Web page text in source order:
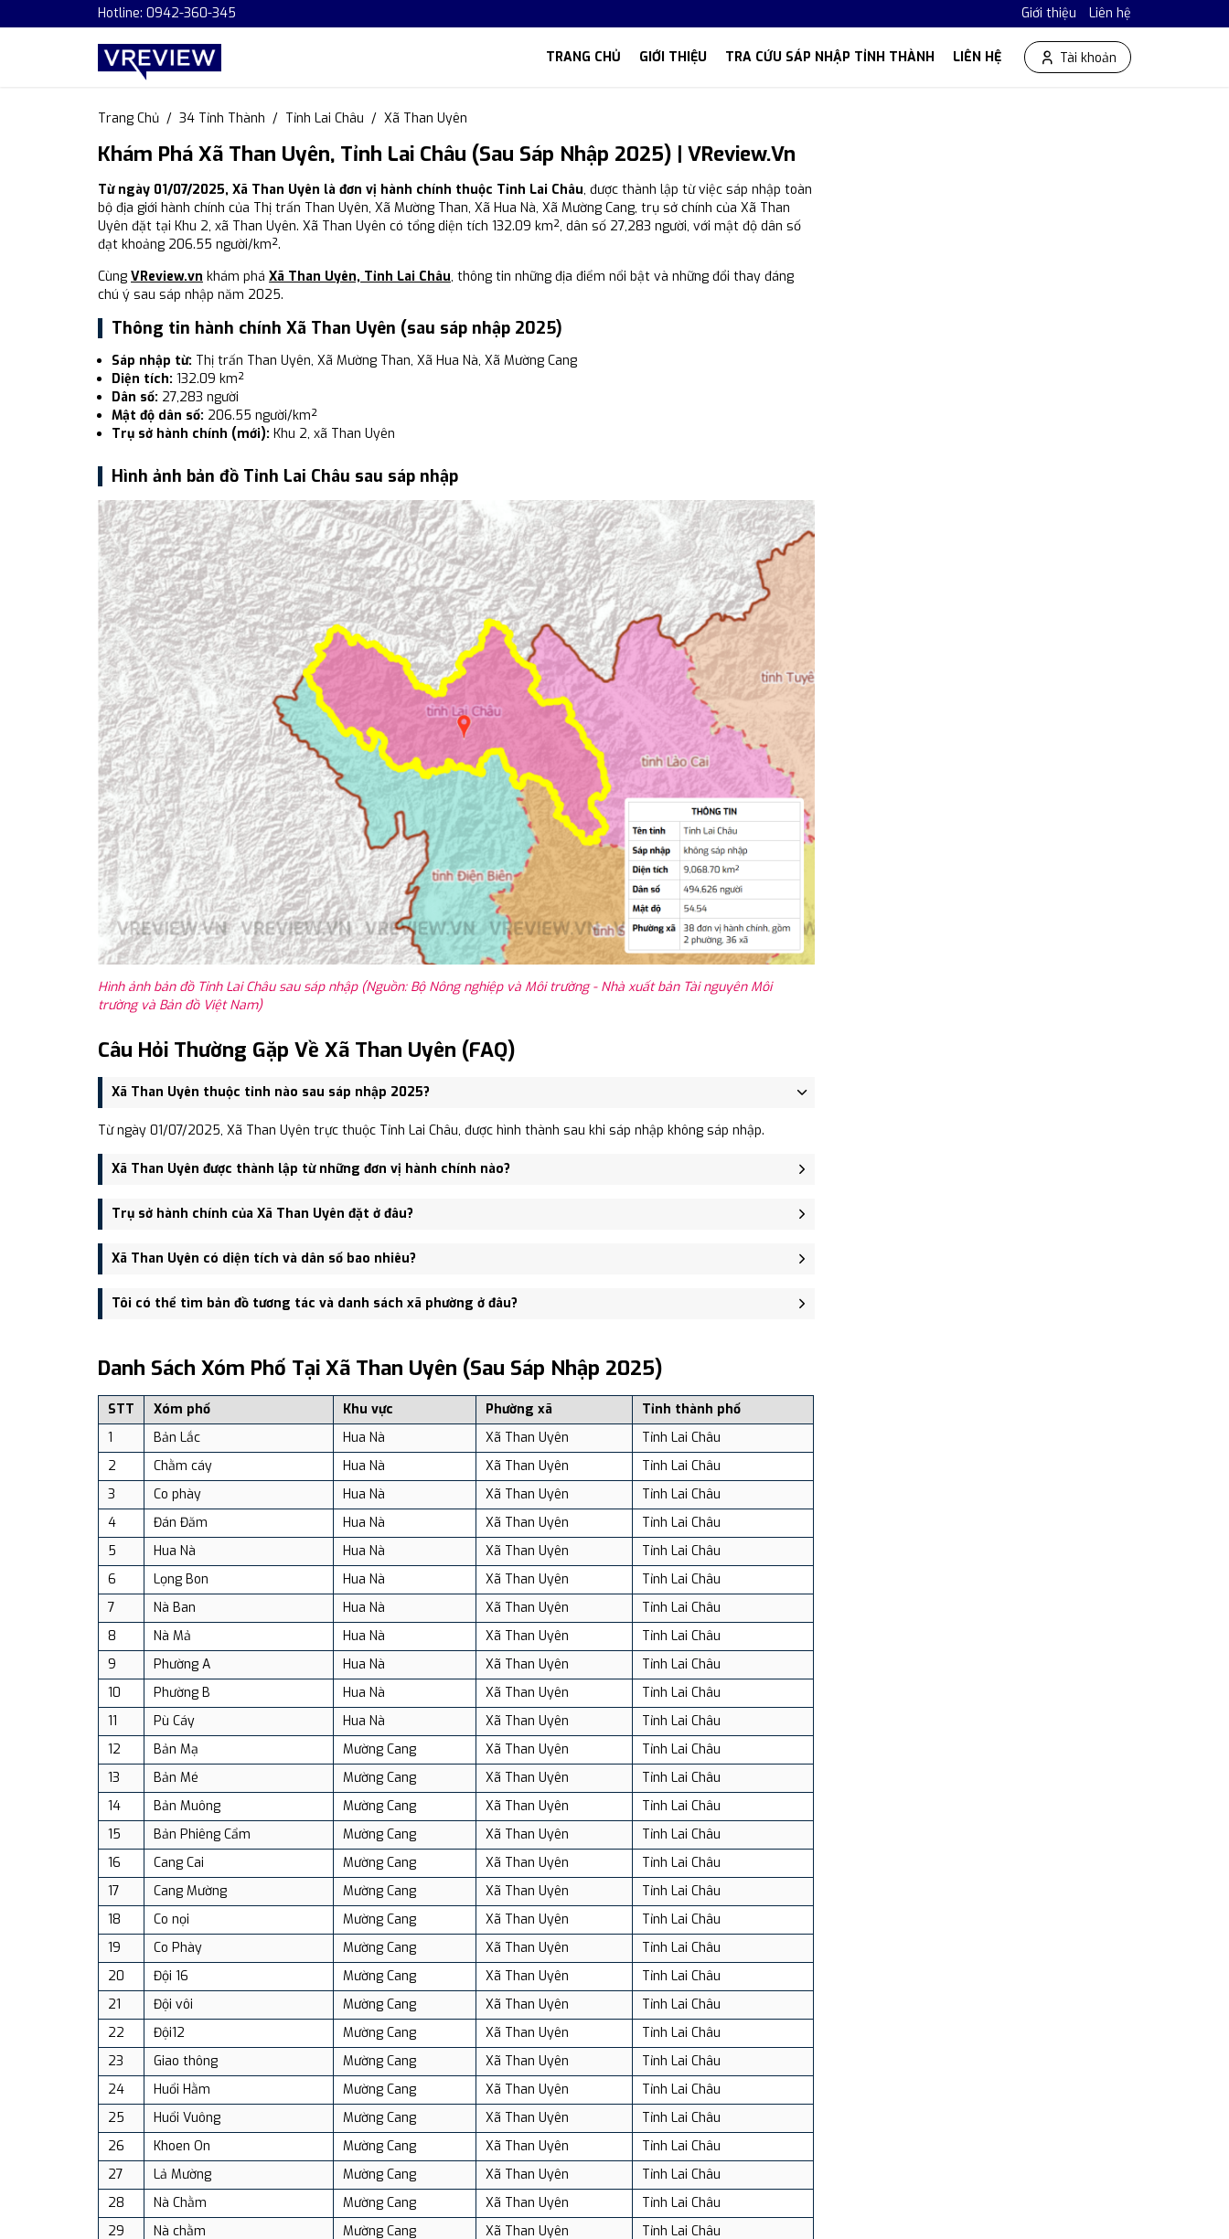
Hotline: 0942-360-345 Giới thiệu Liên hệ
TRANG CHỦ GIỚI THIỆU TRA CỨU SÁP NHẬP TỈNH THÀNH LIÊN HỆ Tài khoản
Trang Chủ 34 Tỉnh Thành Tỉnh Lai Châu Xã Than Uyên
Khám Phá Xã Than Uyên, Tỉnh Lai Châu (Sau Sáp Nhập 2025) | VReview.vn
Từ ngày 01/07/2025, Xã Than Uyên là đơn vị hành chính thuộc Tỉnh Lai Châu, được thành lập từ việc sáp nhập toàn
bộ địa giới hành chính của Thị trấn Than Uyên, Xã Mường Than, Xã Hua Nà, Xã Mường Cang, trụ sở chính của Xã Than
Uyên đặt tại Khu 2, xã Than Uyên. Xã Than Uyên có tổng diện tích 132.09 km², dân số 27,283 người, với mật độ dân số
đạt khoảng 206.55 người/km².
Cùng VReview.vn khám phá Xã Than Uyên, Tỉnh Lai Châu, thông tin những địa điểm nổi bật và những đổi thay đáng
chú ý sau sáp nhập năm 2025.
Thông tin hành chính Xã Than Uyên (sau sáp nhập 2025)
Sáp nhập từ: Thị trấn Than Uyên, Xã Mường Than, Xã Hua Nà, Xã Mường Cang
Diện tích: 132.09 km²
Dân số: 27,283 người
Mật độ dân số: 206.55 người/km²
Trụ sở hành chính (mới): Khu 2, xã Than Uyên
Hình ảnh bản đồ Tỉnh Lai Châu sau sáp nhập
Hình ảnh bản đồ Tỉnh Lai Châu sau sáp nhập (Nguồn: Bộ Nông nghiệp và Môi trường - Nhà xuất bản Tài nguyên Môi
trường và Bản đồ Việt Nam)
Câu Hỏi Thường Gặp Về Xã Than Uyên (FAQ)
Xã Than Uyên thuộc tỉnh nào sau sáp nhập 2025?
Từ ngày 01/07/2025, Xã Than Uyên trực thuộc Tỉnh Lai Châu, được hình thành sau khi sáp nhập không sáp nhập.
Xã Than Uyên được thành lập từ những đơn vị hành chính nào?
Xã Than Uyên được thành lập trên cơ sở sáp nhập Thị trấn Than Uyên, Xã Mường Than, Xã Hua Nà, Xã Mường Cang.
Trụ sở hành chính của Xã Than Uyên đặt ở đâu?
Trụ sở hành chính mới của Xã Than Uyên đặt tại Khu 2, xã Than Uyên - trung tâm khu vực thuận tiện giao thông.
Xã Than Uyên có diện tích và dân số bao nhiêu?
Xã Than Uyên có Diện tích: 132.09 km², Dân số: 27,283 người, Mật độ dân số: Khoảng 206.55 người/km²
Tôi có thể tìm bản đồ tương tác và danh sách xã phường ở đâu?
dịch vụ và du lịch uy tín tại Việt Nam.
Danh Sách Xóm Phố Tại Xã Than Uyên (sau Sáp Nhập 2025)
STT Xóm phố Khu vực Phường xã
Tỉnh thành phố
1
Bản Lắc Hua Nà Xã Than Uyên
Tỉnh Lai Châu
2
Chằm cáy Hua Nà Xã Than Uyên
Tỉnh Lai Châu
3
Co phày Hua Nà Xã Than Uyên
Tỉnh Lai Châu
4
Đán Đăm Hua Nà Xã Than Uyên
Tỉnh Lai Châu
5
Hua Nà Hua Nà Xã Than Uyên
Tỉnh Lai Châu
6
Lọng Bon Hua Nà Xã Than Uyên
Tỉnh Lai Châu
7
Nà Ban Hua Nà Xã Than Uyên
Tỉnh Lai Châu
8
Nà Mả Hua Nà Xã Than Uyên
Tỉnh Lai Châu
9
Phường A Hua Nà Xã Than Uyên
Tỉnh Lai Châu
10
Phường B Hua Nà Xã Than Uyên
Tỉnh Lai Châu
11
Pù Cáy Hua Nà Xã Than Uyên
Tỉnh Lai Châu
12
Bản Mạ Mường Cang Xã Than Uyên
Tỉnh Lai Châu
13
Bản Mé Mường Cang Xã Than Uyên
Tỉnh Lai Châu
14
Bản Muông Mường Cang Xã Than Uyên
Tỉnh Lai Châu
15
Bản Phiêng Cẩm Mường Cang Xã Than Uyên
Tỉnh Lai Châu
16
Cang Cai Mường Cang Xã Than Uyên
Tỉnh Lai Châu
17
Cang Mường Mường Cang Xã Than Uyên
Tỉnh Lai Châu
18
Co nọi Mường Cang Xã Than Uyên
Tỉnh Lai Châu
19
Co Phày Mường Cang Xã Than Uyên
Tỉnh Lai Châu
20
Đội 16 Mường Cang Xã Than Uyên
Tỉnh Lai Châu
21
Đội vôi Mường Cang Xã Than Uyên
Tỉnh Lai Châu
22
Đội12 Mường Cang Xã Than Uyên
Tỉnh Lai Châu
23
Giao thông Mường Cang Xã Than Uyên
Tỉnh Lai Châu
24
Huổi Hằm Mường Cang Xã Than Uyên
Tỉnh Lai Châu
25
Huổi Vuông Mường Cang Xã Than Uyên
Tỉnh Lai Châu
26
Khoen On Mường Cang Xã Than Uyên
Tỉnh Lai Châu
27
Lả Mường Mường Cang Xã Than Uyên
Tỉnh Lai Châu
28
Nà Chằm Mường Cang Xã Than Uyên
Tỉnh Lai Châu
29
Nà chằm Mường Cang Xã Than Uyên
Tỉnh Lai Châu